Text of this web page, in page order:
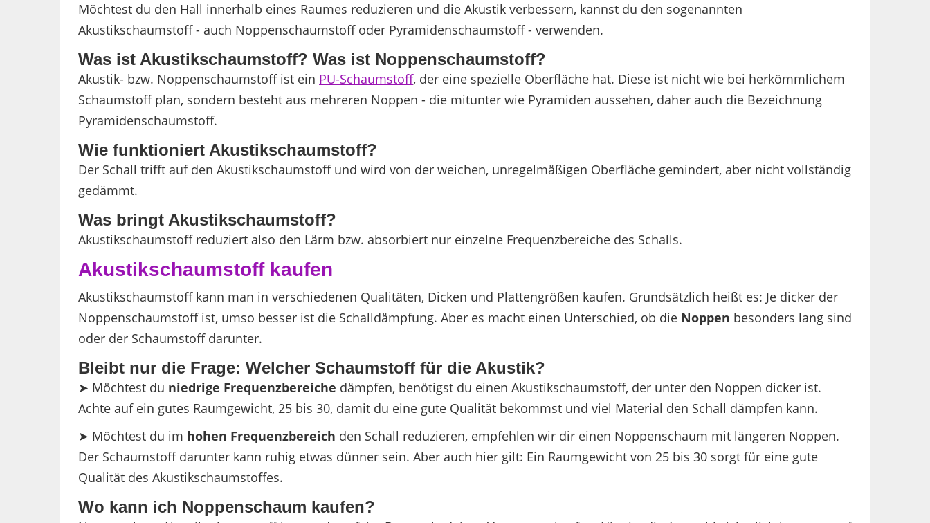
Möchtest du den Hall innerhalb eines Raumes reduzieren und die Akustik verbessern, kannst du den sogenannten
Akustikschaumstoff - auch Noppenschaumstoff oder Pyramidenschaumstoff - verwenden.
Was ist Akustikschaumstoff? Was ist Noppenschaumstoff?
Akustik- bzw. Noppenschaumstoff ist ein PU-Schaumstoff, der eine spezielle Oberfläche hat. Diese ist nicht wie bei herkömmlichem
Schaumstoff plan, sondern besteht aus mehreren Noppen - die mitunter wie Pyramiden aussehen, daher auch die Bezeichnung
Pyramidenschaumstoff.
Wie funktioniert Akustikschaumstoff?
Der Schall trifft auf den Akustikschaumstoff und wird von der weichen, unregelmäßigen Oberfläche gemindert, aber nicht vollständig
gedämmt.
Was bringt Akustikschaumstoff?
Akustikschaumstoff reduziert also den Lärm bzw. absorbiert nur einzelne Frequenzbereiche des Schalls.
Akustikschaumstoff kaufen
Akustikschaumstoff kann man in verschiedenen Qualitäten, Dicken und Plattengrößen kaufen. Grundsätzlich heißt es: Je dicker der
Noppenschaumstoff ist, umso besser ist die Schalldämpfung. Aber es macht einen Unterschied, ob die Noppen besonders lang sind
oder der Schaumstoff darunter.
Bleibt nur die Frage: Welcher Schaumstoff für die Akustik?
➤ Möchtest du niedrige Frequenzbereiche dämpfen, benötigst du einen Akustikschaumstoff, der unter den Noppen dicker ist.
Achte auf ein gutes Raumgewicht, 25 bis 30, damit du eine gute Qualität bekommst und viel Material den Schall dämpfen kann.
➤ Möchtest du im hohen Frequenzbereich den Schall reduzieren, empfehlen wir dir einen Noppenschaum mit längeren Noppen.
Der Schaumstoff darunter kann ruhig etwas dünner sein. Aber auch hier gilt: Ein Raumgewicht von 25 bis 30 sorgt für eine gute
Qualität des Akustikschaumstoffes.
Wo kann ich Noppenschaum kaufen?